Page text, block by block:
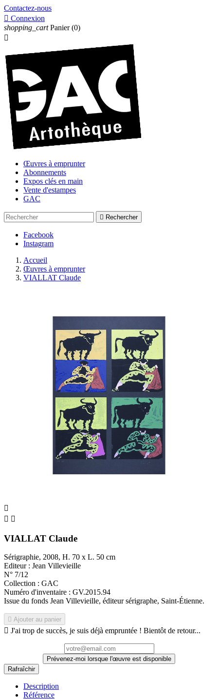
Contactez-nous
 Connexion
shopping_cart Panier (0)

Œuvres à emprunter
Abonnements
Expos clés en main
Vente d'estampes
GAC
 Rechercher
Facebook
Instagram
Accueil
Œuvres à emprunter
VIALLAT Claude

 
VIALLAT Claude
Sérigraphie, 2008, H. 70 x L. 50 cm
Editeur : Jean Villevieille
N° 7/12
Collection : GAC
Numéro d'inventaire : GV.2015.94
Issue du fonds Jean Villevieille, éditeur sérigraphe, Saint-Étienne.
 Ajouter au panier
 J'ai trop de succès, je suis déjà empruntée ! Bientôt de retour...
Prévenez-moi lorsque l'œuvre est disponible
Description
Référence